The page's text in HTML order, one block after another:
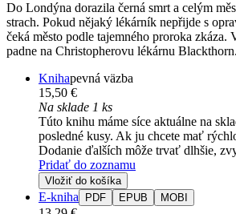
Do Londýna dorazila černá smrt a celým
strach. Pokud nějaký lékárník nepřijde s
čeká město podle tajemného proroka zkáza.
padne na Christopherovu lékárnu
Knihapevná väzba
15,50 €
Na sklade 1 ks
Túto knihu máme síce aktuálne na
posledné kusy. Ak ju chcete mať
Dodanie ďalších môže trvať dlhšie,
Pridať do zoznamu
Vložiť do košíka
E-kniha PDF EPUB MOBI